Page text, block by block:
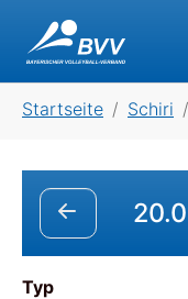
Startseite Schiri
Typ